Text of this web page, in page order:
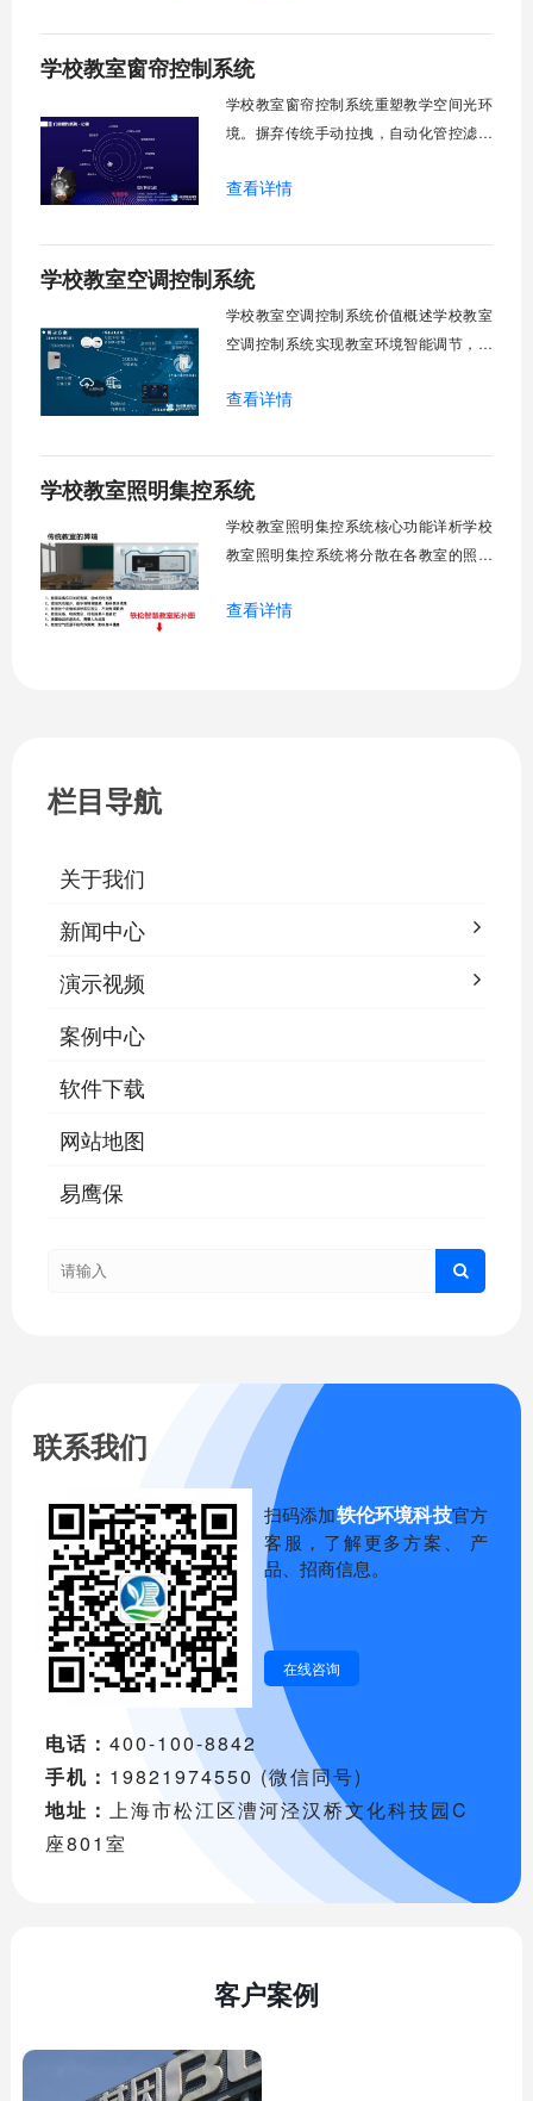
生视力健康，营造舒适教学环境。节能减
排效果显著，延长窗帘使用寿命，降低学
学校教室窗帘控制系统
学校教室窗帘控制系统重塑教学空间光环
境。摒弃传统手动拉拽，自动化管控滤除
足，节能降耗。精准适配多媒体教学、考
能智慧校园生态升级。智能光感调节1. 动
态光照追踪实时捕捉室外照度参数。光照
查看详情
学校教室空调控制系统
学校教室空调控制系统价值概述学校教室
空调控制系统实现教室环境智能调节，提
管理全校空调设备，远程监控运行状态，
警。管理人员通过平台统一管控，减少人
工巡检工作量，延长设备使用寿命，节约
查看详情
学校教室照明集控系统
学校教室照明集控系统核心功能详析学校
教室照明集控系统将分散在各教室的照明
关、按需调光、定时策略、能耗监测、故
查看详情
栏目导航
关于我们
新闻中心
演示视频
案例中心
软件下载
网站地图
易鹰保
联系我们
扫码添加轶伦环境科技官方
客服，了解更多方案、 产
品、招商信息。
在线咨询
电话： 400-100-8842
手机： 19821974550 (微信同号)
地址： 上海市松江区漕河泾汉桥文化科技园C
座801室
客户案例